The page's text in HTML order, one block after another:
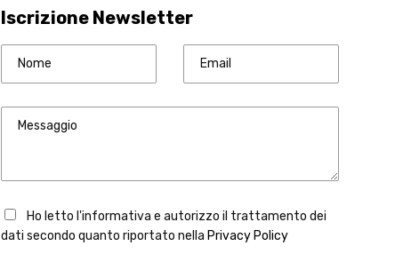
Iscrizione Newsletter
Ho letto l'informativa e autorizzo il trattamento dei
dati secondo quanto riportato nella Privacy Policy